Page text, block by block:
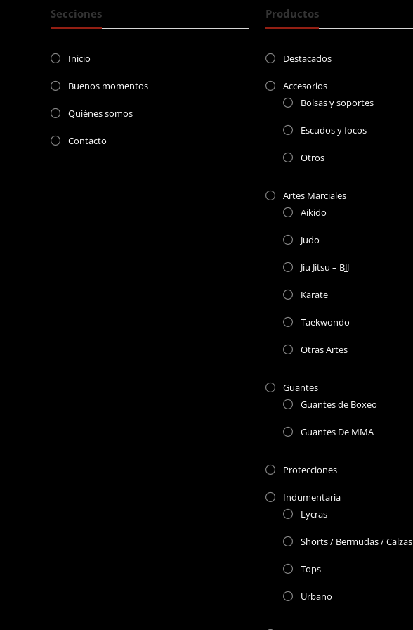
Secciones
Inicio
Buenos momentos
Quiénes somos
Contacto
Productos
Destacados
Accesorios
Bolsas y soportes
Escudos y focos
Otros
Artes Marciales
Aikido
Judo
Jiu Jitsu – BJJ
Karate
Taekwondo
Otras Artes
Guantes
Guantes de Boxeo
Guantes De MMA
Protecciones
Indumentaria
Lycras
Shorts / Bermudas / Calzas
Tops
Urbano